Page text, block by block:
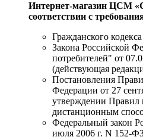
Интернет-магазин ЦСМ
соответствии с
Гражданского
Закона Российской
потребителей" от
(действующая
Постановления
Федерации от 27
утверждении Правил
дистанционным
Федеральный закон
июля 2006 г. N 152-